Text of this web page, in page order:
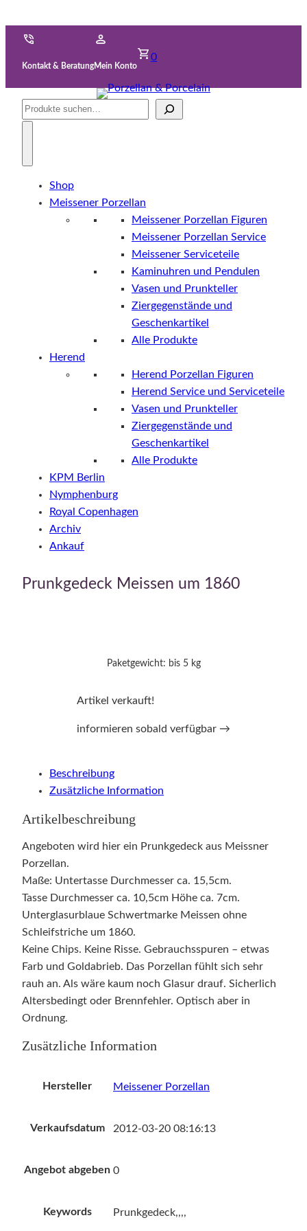
Kontakt & BeratungMein Konto
0
Suche
Shop
Meissener Porzellan
Meissener Porzellan Figuren
Meissener Porzellan Service
Meissener Serviceteile
Kaminuhren und Pendulen
Vasen und Prunkteller
Ziergegenstände und
Geschenkartikel
Alle Produkte
Herend
Herend Porzellan Figuren
Herend Service und Serviceteile
Vasen und Prunkteller
Ziergegenstände und
Geschenkartikel
Alle Produkte
KPM Berlin
Nymphenburg
Royal Copenhagen
Archiv
Ankauf
Prunkgedeck Meissen um 1860
Paketgewicht: bis 5 kg
Artikel verkauft!
informieren sobald verfügbar →
Beschreibung
Zusätzliche Information
Artikelbeschreibung
Angeboten wird hier ein Prunkgedeck aus Meissner
Porzellan.
Maße: Untertasse Durchmesser ca. 15,5cm.
Tasse Durchmesser ca. 10,5cm Höhe ca. 7cm.
Unterglasurblaue Schwertmarke Meissen ohne
Schleifstriche um 1860.
Keine Chips. Keine Risse. Gebrauchsspuren – etwas
Farb und Goldabrieb. Das Porzellan fühlt sich sehr
rauh an. Als wäre kaum noch Glasur drauf. Sicherlich
Altersbedingt oder Brennfehler. Optisch aber in
Ordnung.
Zusätzliche Information
Hersteller Meissener Porzellan
Verkaufsdatum 2012-03-20 08:16:13
Angebot abgeben 0
Keywords Prunkgedeck,,,,